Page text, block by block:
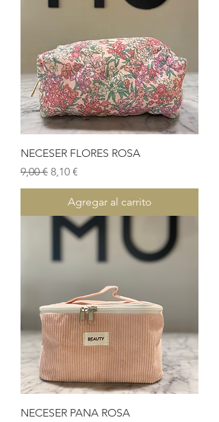
NECESER FLORES ROSA
Precio
9,00 € Precio de oferta
8,10 €
Agregar al carrito
NECESER PANA ROSA